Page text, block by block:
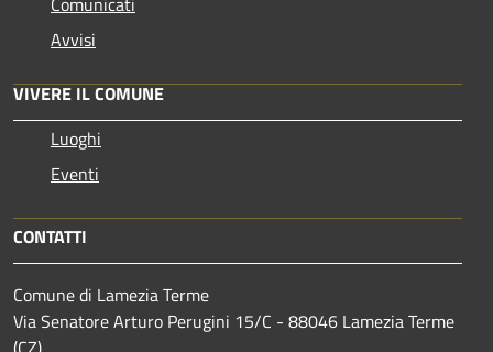
Avvisi
VIVERE IL COMUNE
Luoghi
Eventi
CONTATTI
Comune di Lamezia Terme
Via Senatore Arturo Perugini 15/C - 88046 Lamezia Terme